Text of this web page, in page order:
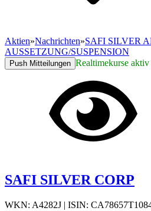
Aktien»Nachrichten»SAFI SILVER
AUSSETZUNG/SUSPENSION
Push Mitteilungen Realtimekurse aktiv
SAFI SILVER CORP
WKN: A4282J | ISIN: